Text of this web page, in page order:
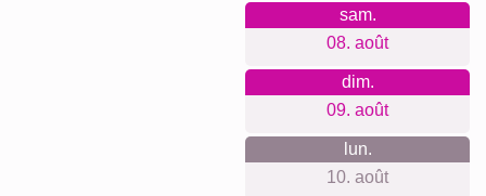
des matériaux premium et une qualité d’impression
d’atelier, une appli simple pour débutants et confirmés, une
gamme du poster à la grande toile, production locale
durable et climatiquement neutre, et des avis clients qui le